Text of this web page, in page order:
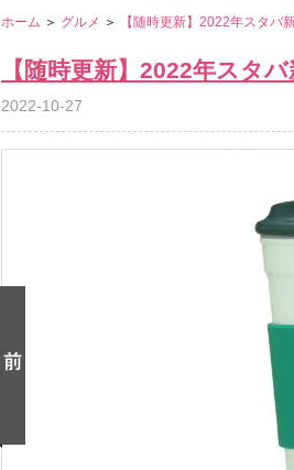
ホーム ＞ グルメ ＞ 【随時更新】2022年スタバ
【随時更新】2022年スタ
2022-10-27